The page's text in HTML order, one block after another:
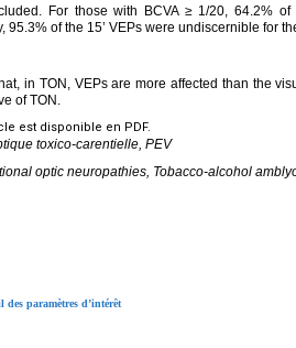
For those with BCVA ≥ 1/20, 64.2%
95.3% of the 15’ VEPs were undiscernible for
in TON, VEPs are more affected than the
of TON.
est disponible en PDF.
toxico-carentielle, PEV
optic neuropathies, Tobacco-alcohol
des paramètres d’intérêt